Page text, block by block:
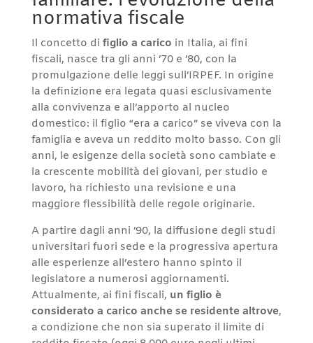
normativa fiscale
Il concetto di figlio a carico in Italia, ai fini
fiscali, nasce tra gli anni ’70 e ’80, con la
promulgazione delle leggi sull’IRPEF. In origine
la definizione era legata quasi esclusivamente
alla convivenza e all’apporto al nucleo
domestico: il figlio “era a carico” se viveva con la
famiglia e aveva un reddito molto basso. Con gli
anni, le esigenze della società sono cambiate e
la crescente mobilità dei giovani, per studio e
lavoro, ha richiesto una revisione e una
maggiore flessibilità delle regole originarie.
A partire dagli anni ’90, la diffusione degli studi
universitari fuori sede e la progressiva apertura
alle esperienze all’estero hanno spinto il
legislatore a numerosi aggiornamenti.
Attualmente, ai fini fiscali, un figlio è
considerato a carico anche se residente altrove,
a condizione che non sia superato il limite di